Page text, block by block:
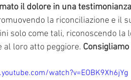
il dolore in una
la riconciliazione e il
solo come tali, riconoscendo
al loro atto peggiore.
watch?v=EOBK9Xh6jYg